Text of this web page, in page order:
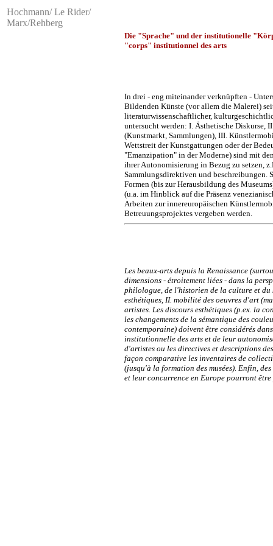
Hochmann/ Le Rider/
Marx/Rehberg
Die "Sprache" und der institutionelle
"corps" institutionnel des arts
In drei - eng miteinander verknüpften -
Bildenden Künste (vor allem die Malerei)
literaturwissenschaftlicher,
untersucht werden: I. Ästhetische Diskurse,
(Kunstmarkt, Sammlungen), III.
Wettstreit der Kunstgattungen oder der
"Emanzipation" in der Moderne) sind mit
ihrer Autonomisierung in Bezug zu setzen,
Sammlungsdirektiven und beschreibungen.
Formen (bis zur Herausbildung des
(u.a. im Hinblick auf die Präsenz
Arbeiten zur innereuropäischen
Betreuungsprojektes vergeben werden.
Les beaux-arts depuis la Renaissance
dimensions - étroitement liées - dans la
philologue, de l'historien de la culture et
esthétiques, II. mobilité des oeuvres d'art
artistes. Les discours esthétiques (p.ex. la
les changements de la sémantique des
contemporaine) doivent être considérés
institutionnelle des arts et de leur
d'artistes ou les directives et descriptions
façon comparative les inventaires de
(jusqu'à la formation des musées). Enfin,
et leur concurrence en Europe pourront